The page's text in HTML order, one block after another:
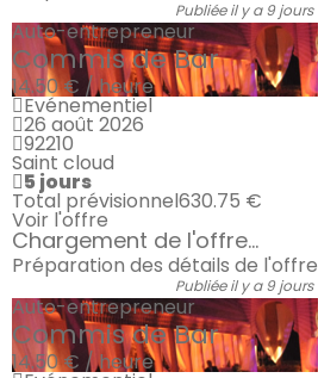
Publiée il y a 9 jours
Auto-entrepreneur
Commis de Bar
14.50 € / heure
Evénementiel
26 août 2026
92210
Saint cloud
5 jours
Total prévisionnel630.75 €
Voir l'offre
Chargement de l'offre...
Préparation des détails de l'offre
Publiée il y a 9 jours
Auto-entrepreneur
Commis de Bar
14.50 € / heure